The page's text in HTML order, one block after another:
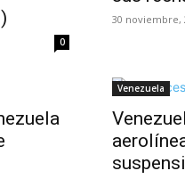
0
30 noviembre,
Venezuela